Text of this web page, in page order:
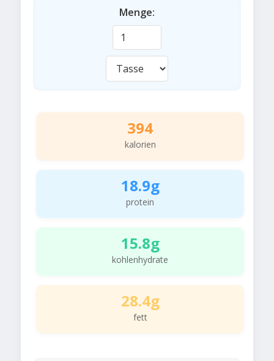
Menge:
394
kalorien
18.9g
protein
15.8g
kohlenhydrate
28.4g
fett